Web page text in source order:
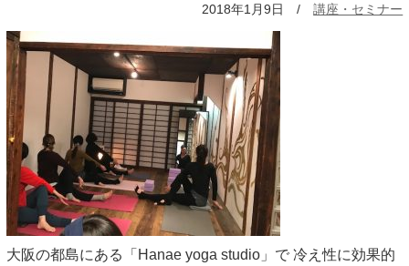
2018年1月9日 /講座・セミナー
大阪の都島にある「Hanae yoga studio」で 冷え性に効果的